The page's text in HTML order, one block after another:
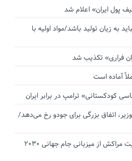
پول ایران» اعلام شد
به زیان تولید باشد/مواد اولیه با
فراری» تکذیب شد
آماده است
کودکستانی» ترامپ در برابر ایران
اتفاق بزرگی برای جودو رخ می‌دهد/
پرتغال خواستار محرومیت مراکش از میزبانی جام جهانی ۲۰۳۰